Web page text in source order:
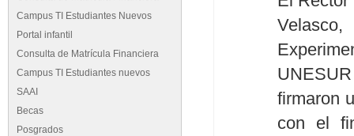
Campus TI Estudiantes Nuevos
Portal infantil
Consulta de Matrícula Financiera
Campus TI Estudiantes nuevos
SAAI
Becas
Posgrados
firmaron
con el